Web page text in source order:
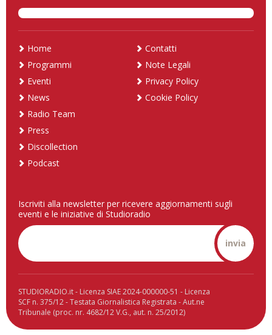
Home
Programmi
Eventi
News
Radio Team
Press
Discollection
Podcast
Contatti
Note Legali
Privacy Policy
Cookie Policy
Iscriviti alla newsletter per ricevere aggiornamenti sugli
eventi e le iniziative di Studioradio
invia
STUDIORADIO.it - Licenza SIAE 2024-000000-51 - Licenza
SCF n. 375/12 - Testata Giornalistica Registrata - Aut.ne
Tribunale (proc. nr. 4682/12 V.G., aut. n. 25/2012)